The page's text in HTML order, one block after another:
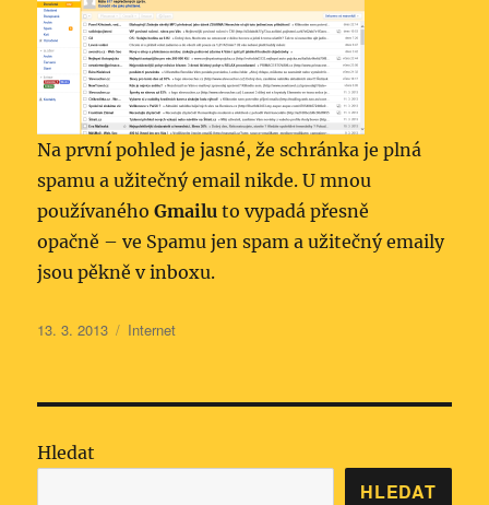
Na první pohled je jasné, že schránka je plná
spamu a užitečný email nikde. U mnou
používanéhoGmailu to vypadá přesně
opačně – ve Spamu jen spam a užitečný emaily
jsou pěkně v inboxu.
Publikováno:
13. 3. 2013 Rubriky:
Internet
Hledat
HLEDAT